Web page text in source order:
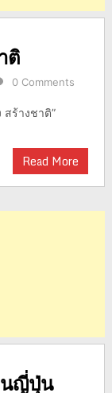
ติ
0 Comments
สร้างชาติ”
Read More
นญี่ปุ่น